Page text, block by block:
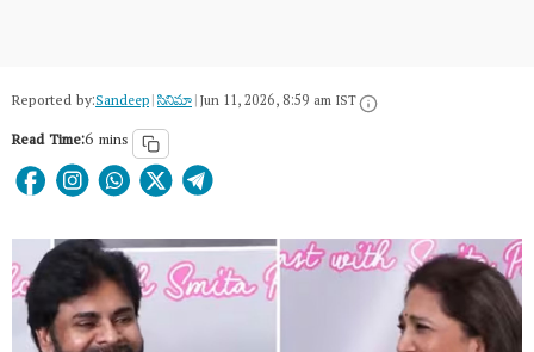
Reported by:Sandeep|సినిమా|Jun 11, 2026, 8:59 am IST
Read Time:6 mins